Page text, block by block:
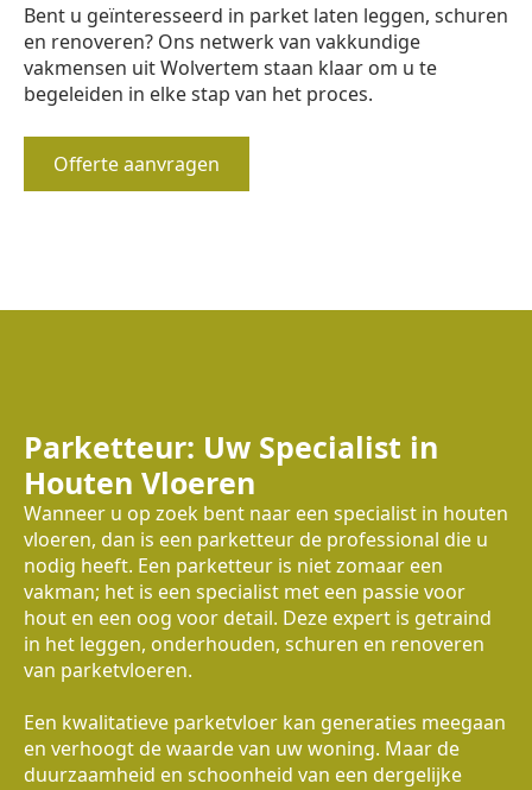
Bent u geïnteresseerd in parket laten leggen, schuren
en renoveren? Ons netwerk van vakkundige
vakmensen uit Wolvertem staan klaar om u te
begeleiden in elke stap van het proces.
Offerte aanvragen
Parketteur: Uw Specialist in
Houten Vloeren
Wanneer u op zoek bent naar een specialist in houten
vloeren, dan is een parketteur de professional die u
nodig heeft. Een parketteur is niet zomaar een
vakman; het is een specialist met een passie voor
hout en een oog voor detail. Deze expert is getraind
in het leggen, onderhouden, schuren en renoveren
van parketvloeren.
Een kwalitatieve parketvloer kan generaties meegaan
en verhoogt de waarde van uw woning. Maar de
duurzaamheid en schoonheid van een dergelijke